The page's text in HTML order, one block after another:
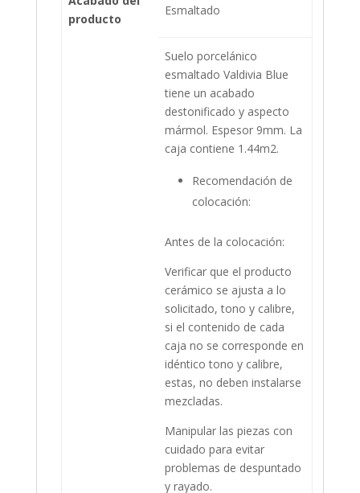
producto
Esmaltado
Suelo porcelánico
esmaltado Valdivia Blue
tiene un acabado
destonificado y aspecto
mármol. Espesor 9mm. La
caja contiene 1.44m2.
Recomendación de
colocación:
Antes de la colocación:
Verificar que el producto
cerámico se ajusta a lo
solicitado, tono y calibre,
si el contenido de cada
caja no se corresponde en
idéntico tono y calibre,
estas, no deben instalarse
mezcladas.
Manipular las piezas con
cuidado para evitar
problemas de despuntado
y rayado.